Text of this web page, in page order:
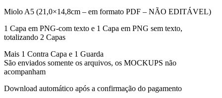
Miolo A5 (21,0×14,8cm – em formato PDF – NÃO EDITÁVEL)
1 Capa em PNG-com texto e 1 Capa em PNG sem texto,
totalizando 2 Capas
Mais 1 Contra Capa e 1 Guarda
São enviados somente os arquivos, os MOCKUPS não
acompanham
Download automático após a confirmação do pagamento